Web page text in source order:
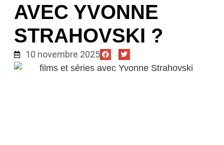
AVEC YVONNE
STRAHOVSKI ?
10 novembre 2025